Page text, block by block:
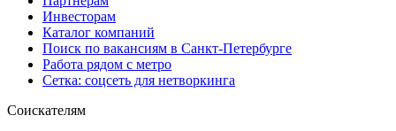
Инвесторам
Каталог компаний
Поиск по вакансиям в Санкт-Петербурге
Работа рядом с метро
Сетка: соцсеть для нетворкинга
Соискателям